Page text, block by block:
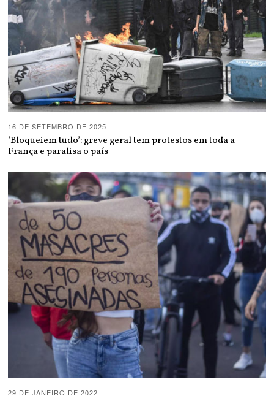
16 DE SETEMBRO DE 2025
‘Bloqueiem tudo’: greve geral tem protestos em toda a
França e paralisa o país
29 DE JANEIRO DE 2022